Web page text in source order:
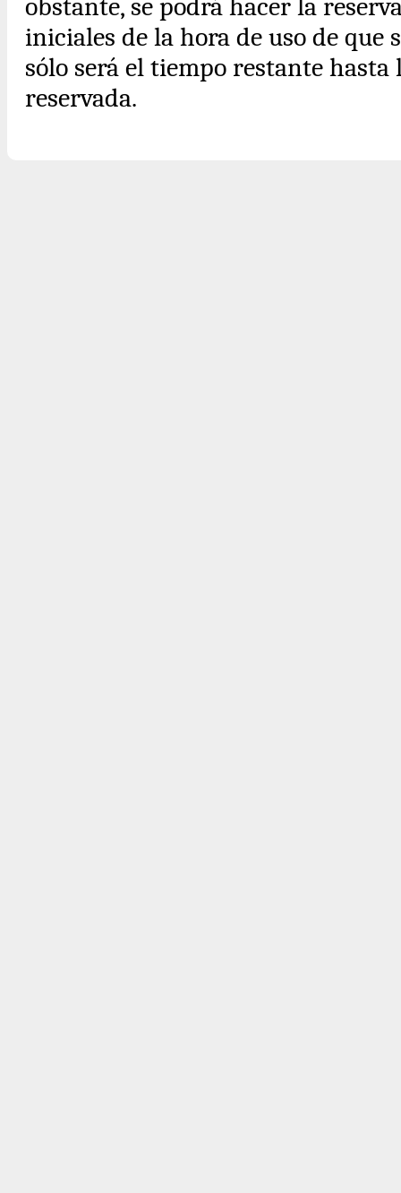
obstante, se podrá hacer la
iniciales de la hora de uso de que
sólo será el tiempo restante
reservada.